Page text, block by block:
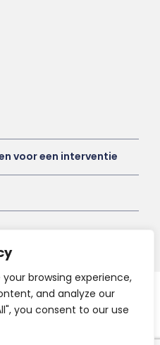
browsing experience,
and analyze our
you consent to our use
voor een interventie
All Right Reserved